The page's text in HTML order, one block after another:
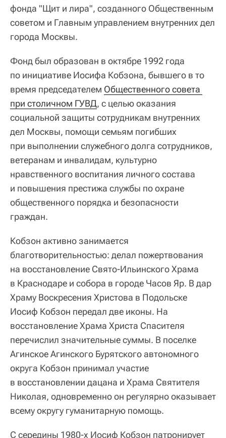
фонда "Щит и лира", созданного Общественным
советом и Главным управлением внутренних дел
города Москвы.
Фонд был образован в октябре 1992 года
по инициативе Иосифа Кобзона, бывшего в то
время председателем Общественного совета
при столичном ГУВД, с целью оказания
социальной защиты сотрудникам внутренних
дел Москвы, помощи семьям погибших
при выполнении служебного долга сотрудников,
ветеранам и инвалидам, культурно
нравственного воспитания личного состава
и повышения престижа службы по охране
общественного порядка и безопасности
граждан.
Кобзон активно занимается
благотворительностью: делал пожертвования
на восстановление Свято-Ильинского Храма
в Краснодаре и собора в городе Часов Яр. В дар
Храму Воскресения Христова в Подольске
Иосиф Кобзон передал две иконы. На
восстановление Храма Христа Спасителя
перечислил значительные суммы. В поселке
Агинское Агинского Бурятского автономного
округа Кобзон принимал участие
в восстановлении дацана и Храма Святителя
Николая, одновременно он регулярно оказывает
всему округу гуманитарную помощь.
С середины 1980-х Иосиф Кобзон патронирует